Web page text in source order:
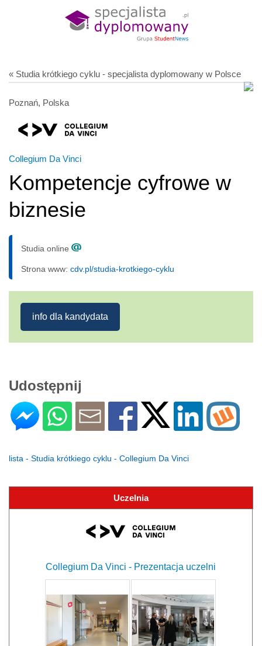
« Studia krótkiego cyklu - specjalista dyplomowany w Polsce
Poznań, Polska
Collegium Da Vinci
Kompetencje cyfrowe w
biznesie
Studia online
Strona www: cdv.pl/studia-krotkiego-cyklu
info dla kandydata
Udostępnij
lista - Studia krótkiego cyklu - Collegium Da Vinci
Uczelnia
Collegium Da Vinci - Prezentacja uczelni